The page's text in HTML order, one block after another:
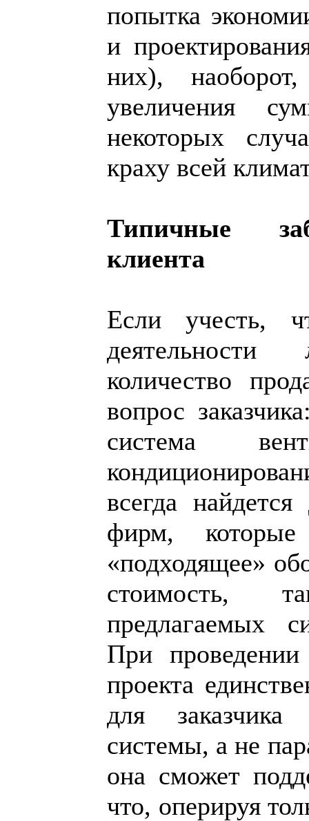
попытка
и
них),
увеличения
некоторых
краху всей
Типичные
клиента
Если учесть,
количество
вопрос
система
всегда найдется
фирм, которые
«подходящее»
стоимость,
предлагаемых
При проведении
проекта
для заказчика
системы, а не
она сможет
что, оперируя